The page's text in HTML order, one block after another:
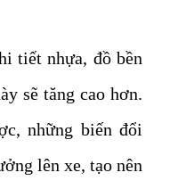
tiết nhựa, đồ bền
sẽ tăng cao hơn.
những biến đổi
lên xe, tạo nên